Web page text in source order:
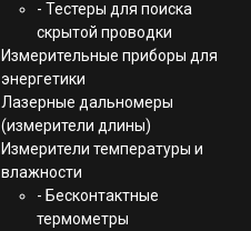
- Тестеры для поиска
скрытой проводки
Измерительные приборы для
энергетики
Лазерные дальномеры
(измерители длины)
Измерители температуры и
влажности
- Бесконтактные
термометры